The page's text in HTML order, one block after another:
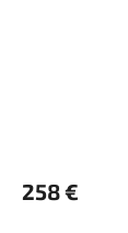
258 €